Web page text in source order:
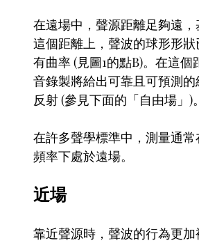
在遠場中，聲源距離足夠遠
這個距離上，聲波的球形形
有曲率 (見圖1的點B)。在這
音錄製將給出可靠且可預測
反射 (參見下面的「自由場」)。
在許多聲學標準中，測量通
頻率下處於遠場。
近場
靠近聲源時，聲波的行為更